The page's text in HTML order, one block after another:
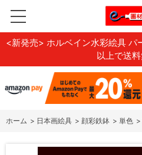
<新発売> ホルベイン水彩絵具 パ
以上で送料
ホーム > 日本画絵具 > 顔彩鉄鉢 > 単色 >